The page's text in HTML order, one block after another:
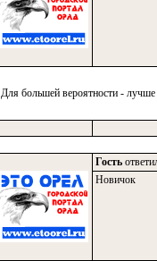
Для большей вероятности -
Гость
Новичок